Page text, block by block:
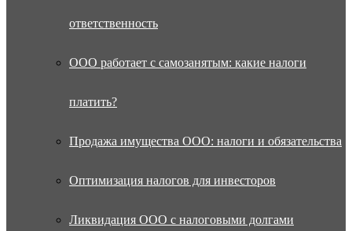
ответственность
ООО работает с самозанятым: какие налоги
платить?
Продажа имущества ООО: налоги и обязательства
Оптимизация налогов для инвесторов
Ликвидация ООО с налоговыми долгами